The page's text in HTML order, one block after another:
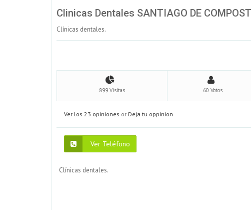
Clinicas Dentales SANTIAGO DE
Clínicas dentales.
899 Visitas 60 Votos
Ver los 23 opiniones or Deja tu oppinion
Ver Teléfono
Clínicas dentales.